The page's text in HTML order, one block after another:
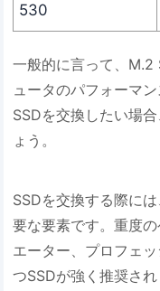
530
一般的に言って、M.2
ュータのパフォーマ
SSDを交換したい場
ょう。
SSDを交換する際に
要な要素です。重度
エーター、プロフェ
つSSDが強く推奨さ